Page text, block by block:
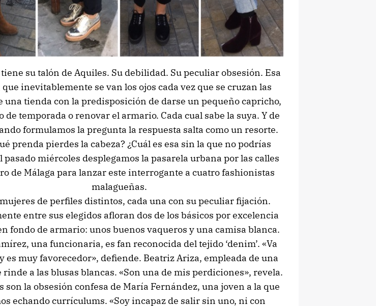
su talón de Aquiles. Su debilidad. Su peculiar obsesión. Esa
que inevitablemente se van los ojos cada vez que se cruzan las
una tienda con la predisposición de darse un pequeño capricho,
de temporada o renovar el armario. Cada cual sabe la suya. Y de
formulamos la pregunta la respuesta salta como un resorte.
prenda pierdes la cabeza? ¿Cuál es esa sin la que no podrías
pasado miércoles desplegamos la pasarela urbana por las calles
de Málaga para lanzar este interrogante a cuatro fashionistas
malagueñas.
de perfiles distintos, cada una con su peculiar fijación.
entre sus elegidos afloran dos de los básicos por excelencia
fondo de armario: unos buenos vaqueros y una camisa blanca.
una funcionaria, es fan reconocida del tejido ‘denim’. «Va
es muy favorecedor», defiende. Beatriz Ariza, empleada de una
rinde a las blusas blancas. «Son una de mis perdiciones», revela.
son la obsesión confesa de María Fernández, una joven a la que
echando currículums. «Soy incapaz de salir sin uno, ni con